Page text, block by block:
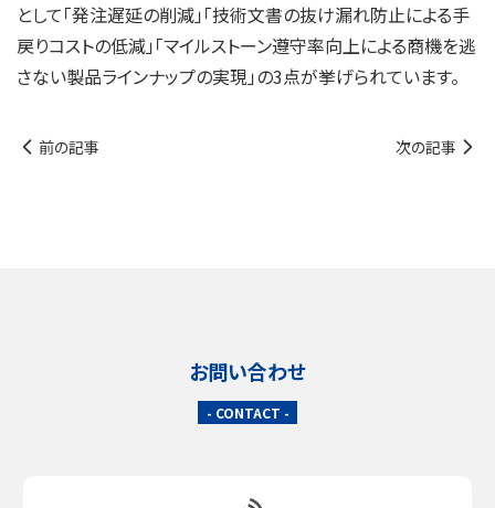
として「発注遅延の削減」「技術文書の抜け漏れ防止による手
戻りコストの低減」「マイルストーン遵守率向上による商機を逃
さない製品ラインナップの実現」の3点が挙げられています。
前の記事 次の記事
お問い合わせ
- CONTACT -